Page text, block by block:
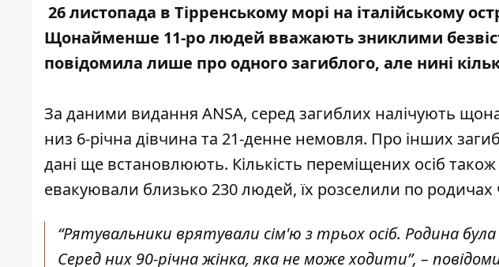
26 листопада в Тірренському морі на італійському
Щонайменше 11-ро людей вважають зниклими
повідомила лише про одного загиблого, але нині
За даними видання ANSA, серед загиблих налічують
низ 6-річна дівчина та 21-денне немовля. Про інших
дані ще встановлюють. Кількість переміщених осіб
евакуювали близько 230 людей, їх розселили по родичах
“Рятувальники врятували сім'ю з трьох осіб. Родина була
Серед них 90-річна жінка, яка не може ходити”, –